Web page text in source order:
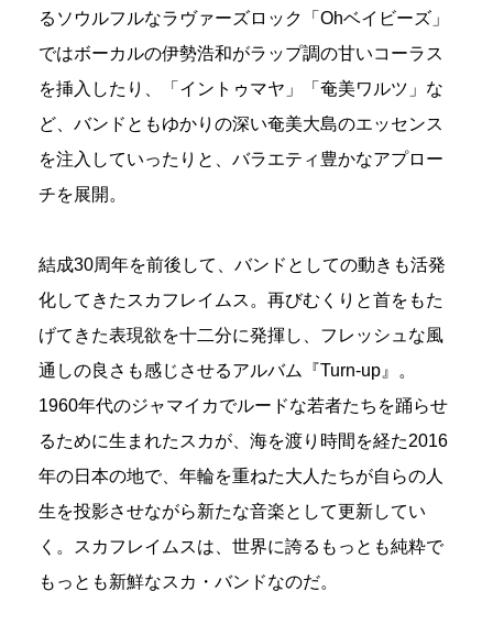
るソウルフルなラヴァーズロック「Ohベイビーズ」
ではボーカルの伊勢浩和がラップ調の甘いコーラス
を挿入したり、「イントゥマヤ」「奄美ワルツ」な
ど、バンドともゆかりの深い奄美大島のエッセンス
を注入していったりと、バラエティ豊かなアプロー
チを展開。
結成30周年を前後して、バンドとしての動きも活発
化してきたスカフレイムス。再びむくりと首をもた
げてきた表現欲を十二分に発揮し、フレッシュな風
通しの良さも感じさせるアルバム『Turn-up』。
1960年代のジャマイカでルードな若者たちを踊らせ
るために生まれたスカが、海を渡り時間を経た2016
年の日本の地で、年輪を重ねた大人たちが自らの人
生を投影させながら新たな音楽として更新してい
く。スカフレイムスは、世界に誇るもっとも純粋で
もっとも新鮮なスカ・バンドなのだ。